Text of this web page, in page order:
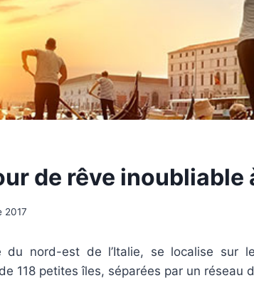
de rêve inoubliable
2017
du nord-est de l’Italie, se localise sur
118 petites îles, séparées par un réseau